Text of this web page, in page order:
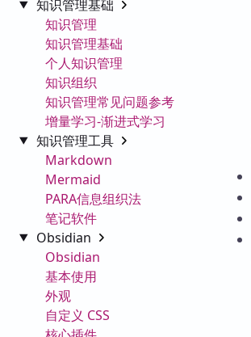
知识管理基础
知识管理
知识管理基础
个人知识管理
知识组织
知识管理常见问题参考
增量学习-渐进式学习
知识管理工具
Markdown
Mermaid
PARA信息组织法
笔记软件
Obsidian
Obsidian
基本使用
外观
自定义 CSS